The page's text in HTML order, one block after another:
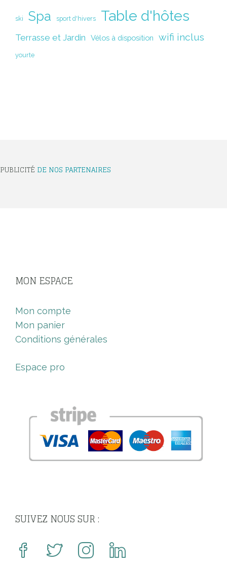
ski Spa sport d'hivers Table d'hôtes
Terrasse et Jardin Vélos à disposition wifi inclus
yourte
PUBLICITÉ DE NOS PARTENAIRES
MON ESPACE
Mon compte
Mon panier
Conditions générales
Espace pro
SUIVEZ NOUS SUR :